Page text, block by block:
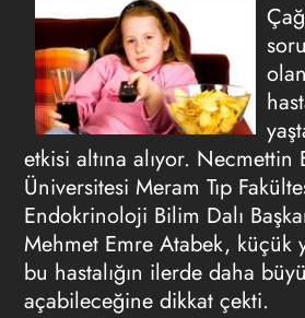
etkisi altına alıyor. Necmettin
Üniversitesi Meram Tıp
Endokrinoloji Bilim Dalı
Mehmet Emre Atabek, küçük
bu hastalığın ilerde daha
açabileceğine dikkat çekti.